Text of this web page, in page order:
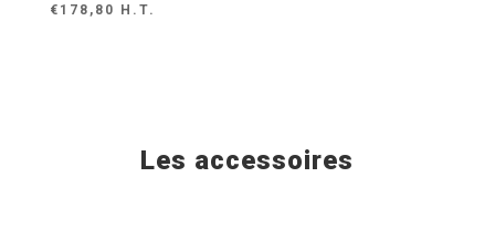
€ 178,80 H.T.
Les accessoires